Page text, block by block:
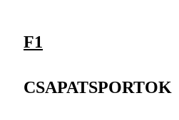
F1
CSAPATSPORTOK